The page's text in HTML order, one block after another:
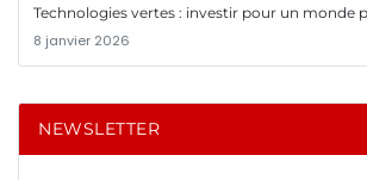
Technologies vertes : investir pour un monde
8 janvier 2026
NEWSLETTER